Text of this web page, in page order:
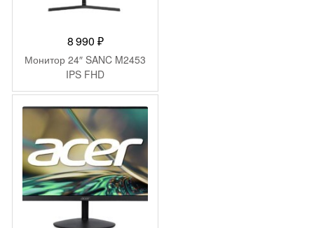
8 990 ₽
Монитор 24″ SANC M2453
IPS FHD